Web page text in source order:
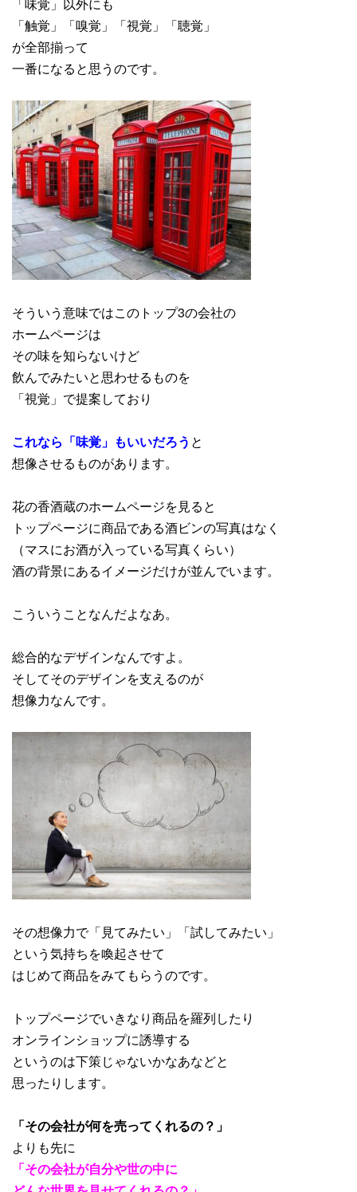
「触覚」「嗅覚」「視覚」「聴覚」
が全部揃って
一番になると思うのです。
そういう意味ではこのトップ3の会社の
ホームページは
その味を知らないけど
飲んでみたいと思わせるものを
「視覚」で提案しており
これなら「味覚」もいいだろう と
想像させるものがあります。
花の香酒蔵のホームページを見ると
トップページに商品である酒ビンの写真はなく
（マスにお酒が入っている写真くらい）
酒の背景にあるイメージだけが並んでいます。
こういうことなんだよなあ。
総合的なデザインなんですよ。
そしてそのデザインを支えるのが
想像力なんです。
その想像力で「見てみたい」「試してみたい」
という気持ちを喚起させて
はじめて商品をみてもらうのです。
トップページでいきなり商品を羅列したり
オンラインショップに誘導する
というのは下策じゃないかなあなどと
思ったりします。
「その会社が何を売ってくれるの？」
よりも先に
「その会社が自分や世の中に